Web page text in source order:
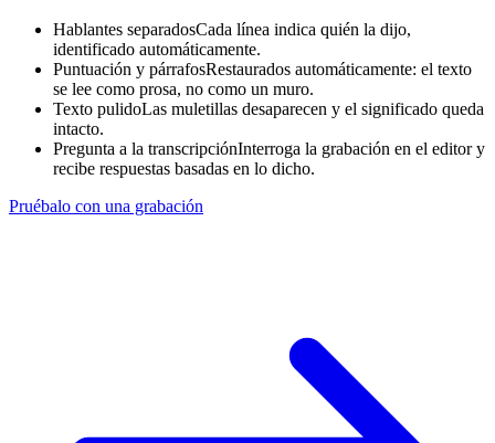
Hablantes separadosCada línea indica quién la dijo,
identificado automáticamente.
Puntuación y párrafosRestaurados automáticamente: el texto
se lee como prosa, no como un muro.
Texto pulidoLas muletillas desaparecen y el significado queda
intacto.
Pregunta a la transcripciónInterroga la grabación en el editor y
recibe respuestas basadas en lo dicho.
Pruébalo con una grabación